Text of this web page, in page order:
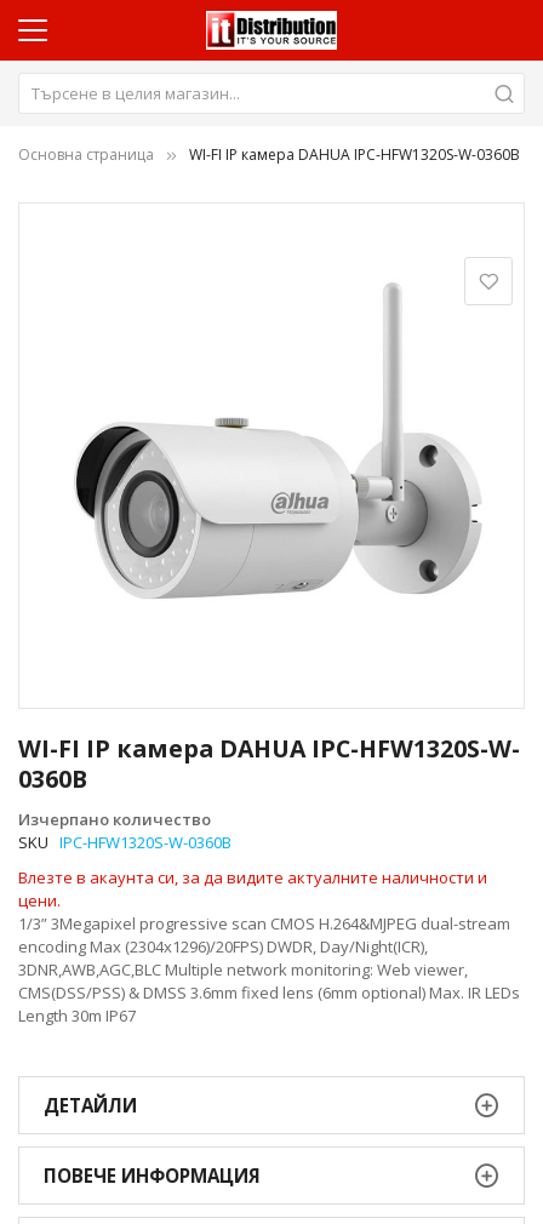
Основна страница WI-FI IP камера DAHUA IPC-HFW1320S-W-0360B
WI-FI IP камера DAHUA IPC-HFW1320S-W-
0360B
Изчерпано количество
SKU IPC-HFW1320S-W-0360B
Влезте в акаунта си, за да видите актуалните наличности и
цени.
1/3” 3Megapixel progressive scan CMOS H.264&MJPEG dual-stream
encoding Max (2304x1296)/20FPS) DWDR, Day/Night(ICR),
3DNR,AWB,AGC,BLC Multiple network monitoring: Web viewer,
CMS(DSS/PSS) & DMSS 3.6mm fixed lens (6mm optional) Max. IR LEDs
Length 30m IP67
към
началото
на
галерия
със
ДЕТАЙЛИ
ПОВЕЧЕ ИНФОРМАЦИЯ